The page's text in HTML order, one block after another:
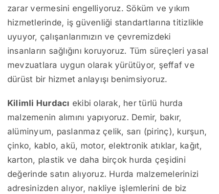
zarar vermesini engelliyoruz. Söküm ve yıkım
hizmetlerinde, iş güvenliği standartlarına titizlikle
uyuyor, çalışanlarımızın ve çevremizdeki
insanların sağlığını koruyoruz. Tüm süreçleri yasal
mevzuatlara uygun olarak yürütüyor, şeffaf ve
dürüst bir hizmet anlayışı benimsiyoruz.
Kilimli Hurdacı ekibi olarak, her türlü hurda
malzemenin alımını yapıyoruz. Demir, bakır,
alüminyum, paslanmaz çelik, sarı (pirinç), kurşun,
çinko, kablo, akü, motor, elektronik atıklar, kağıt,
karton, plastik ve daha birçok hurda çeşidini
değerinde satın alıyoruz. Hurda malzemelerinizi
adresinizden alıyor, nakliye işlemlerini de biz